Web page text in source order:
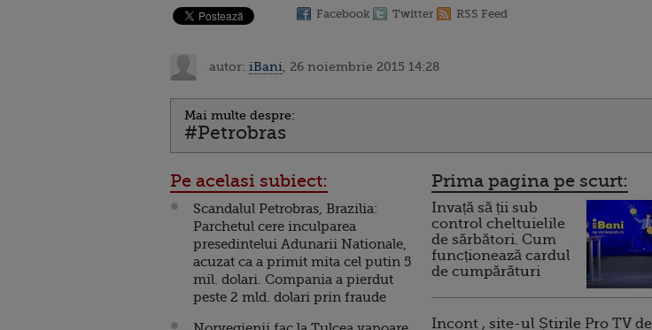
Facebook Twitter RSS Feed
autor: iBani , 26 noiembrie 2015 14:28
Mai multe despre:
#Petrobras
Pe acelasi subiect:
Scandalul Petrobras, Brazilia:
Parchetul cere inculparea
presedintelui Adunarii Nationale,
acuzat ca a primit mita cel putin 5
mil. dolari. Compania a pierdut
peste 2 mld. dolari prin fraude
Prima pagina pe scurt:
Invață să ții sub
control cheltuielile
de sărbători. Cum
funcționează cardul
de cumpărături
Incont , site-ul Știrile Pro TV de